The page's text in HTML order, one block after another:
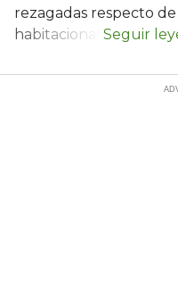
rezagadas respecto
habitacional.